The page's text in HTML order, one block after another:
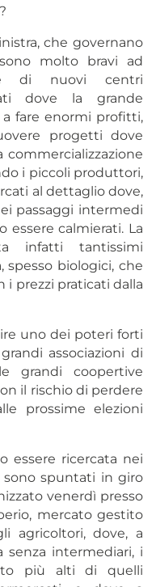
che governano
molto bravi ad
di nuovi centri
dove la grande
fare enormi profitti,
progetti dove
commercializzazione
i piccoli produttori,
al dettaglio dove,
passaggi intermedi
essere calmierati. La
infatti tantissimi
biologici, che
i prezzi praticati dalla
uno dei poteri forti
associazioni di
grandi coopertive
il rischio di perdere
prossime elezioni
essere ricercata nei
spuntati in giro
venerdì presso
mercato gestito
agricoltori, dove, a
intermediari, i
più alti di quelli